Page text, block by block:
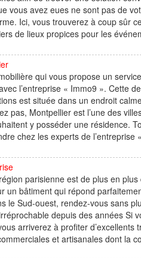
vous avez eues ne sont pas de
Ici, vous trouverez à coup sûr
de lieux propices pour les
qui vous propose un
l’entreprise « Immo9 ». Cette
est située dans un endroit
pas, Montpellier est l’une des
y posséder une résidence.
chez les experts de
parisienne est de plus en
un bâtiment qui répond
le Sud-ouest, rendez-vous sans
depuis des années Si
arriverez à profiter d’excellents
et artisanales dont la